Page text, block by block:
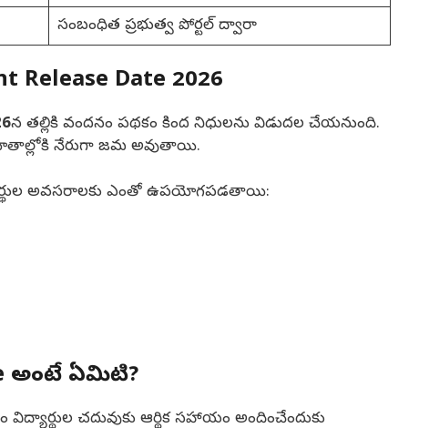
సంబంధిత ప్రభుత్వ పోర్టల్ ద్వారా
Release Date 2026
న తల్లికి వందనం పథకం కింద నిధులను విడుదల చేయనుంది.
ఖాతాల్లోకి నేరుగా జమ అవుతాయి.
అవసరాలకు ఎంతో ఉపయోగపడతాయి:
అంటే ఏమిటి?
విద్యార్థుల చదువుకు ఆర్థిక సహాయం అందించేందుకు